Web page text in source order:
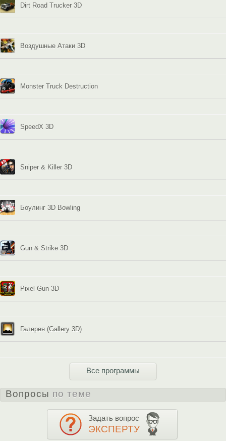
Dirt Road Trucker 3D
Воздушные Атаки 3D
Monster Truck Destruction
SpeedX 3D
Sniper & Killer 3D
Боулинг 3D Bowling
Gun & Strike 3D
Pixel Gun 3D
Галерея (Gallery 3D)
Все программы
Вопросы по теме
Задать вопрос
ЭКСПЕРТУ